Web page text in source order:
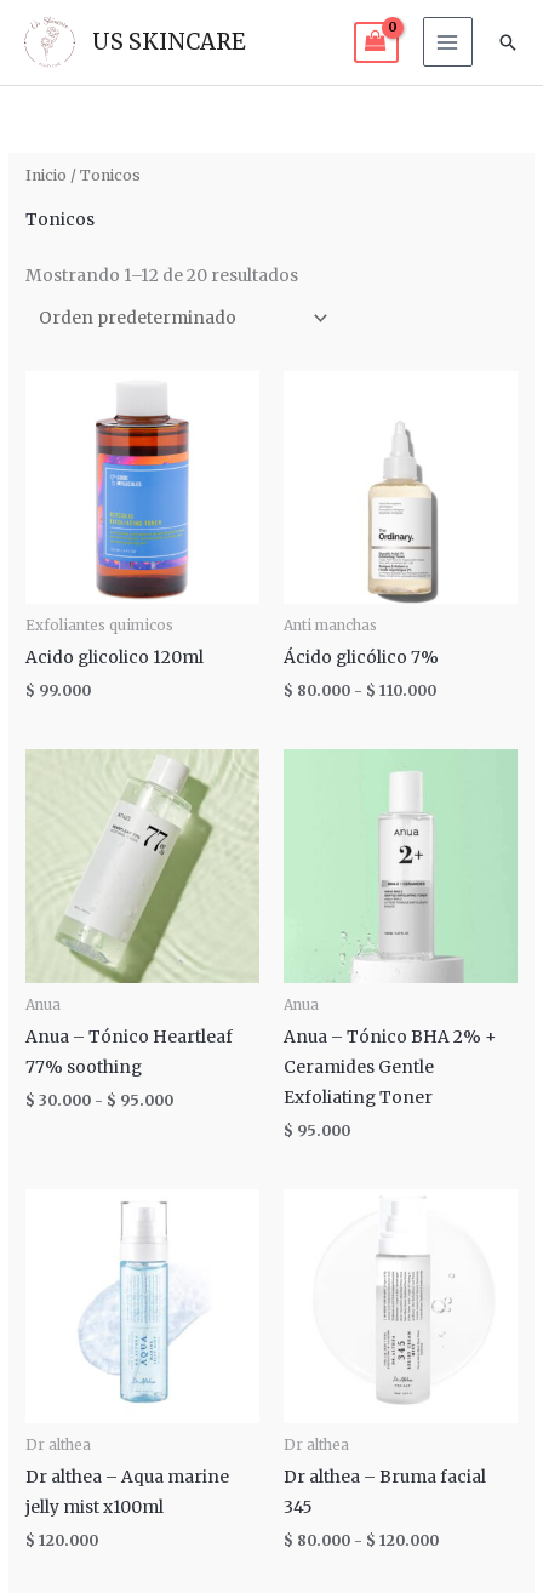
US SKINCARE
Inicio / Tonicos
Tonicos
Mostrando 1–12 de 20 resultados
Exfoliantes quimicos
Acido glicolico 120ml
$ 99.000
Anti manchas
Ácido glicólico 7%
$ 80.000 - $ 110.000
$ 110.000
Anua
Anua – Tónico Heartleaf
77% soothing
$ 30.000 - $ 95.000
Rango
de
precios:
desde
$ 30.000
hasta
$ 95.000
Anua
Anua – Tónico BHA 2% +
Ceramides Gentle
Exfoliating Toner
$ 95.000
Dr althea
Dr althea – Aqua marine
jelly mist x100ml
$ 120.000
Dr althea
Dr althea – Bruma facial
345
$ 80.000 - $ 120.000
$ 80.000
hasta
$ 120.000